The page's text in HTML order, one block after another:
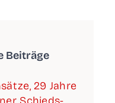
Beiträge
29 Jah­re